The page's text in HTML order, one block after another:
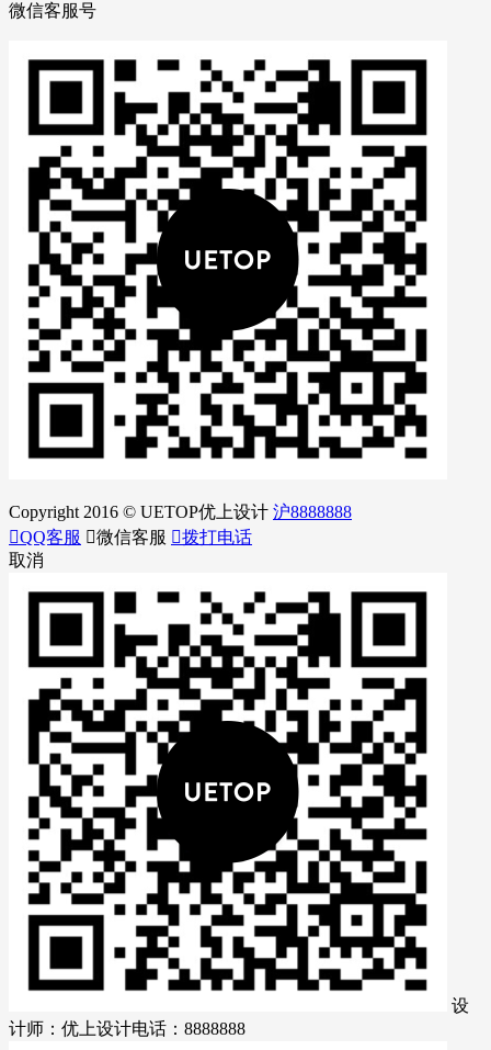
微信客服号
Copyright 2016 © UETOP优上设计 沪8888888
QQ客服 微信客服 拨打电话
取消
设
计师：优上设计电话：8888888